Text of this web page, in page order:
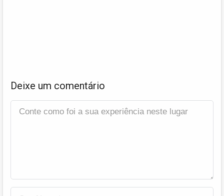
Deixe um comentário